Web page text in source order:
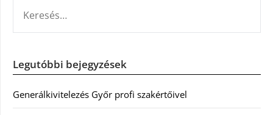
Legutóbbi bejegyzések
Generálkivitelezés Győr profi szakértőivel